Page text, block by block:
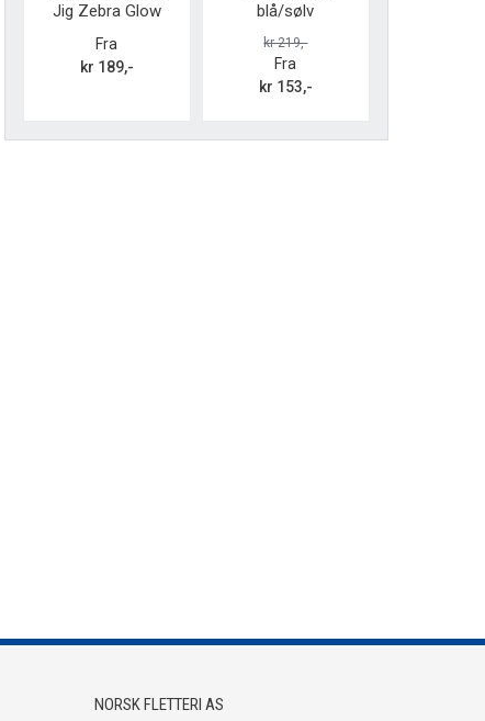
Jig Zebra Glow
Fra
kr 189,-
blå/sølv
kr 219,-
Fra
kr 153,-
NORSK FLETTERI AS